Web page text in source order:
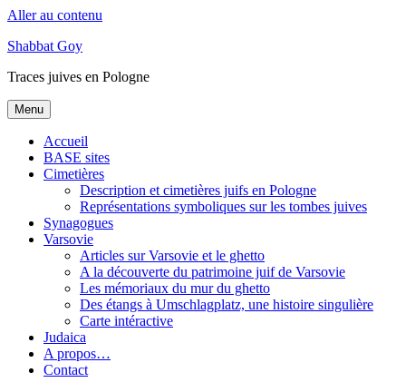
Aller au contenu
Shabbat Goy
Traces juives en Pologne
Menu
Accueil
BASE sites
Cimetières
Description et cimetières juifs en Pologne
Représentations symboliques sur les tombes juives
Synagogues
Varsovie
Articles sur Varsovie et le ghetto
A la découverte du patrimoine juif de Varsovie
Les mémoriaux du mur du ghetto
Des étangs à Umschlagplatz, une histoire singulière
Carte intéractive
Judaica
A propos…
Contact